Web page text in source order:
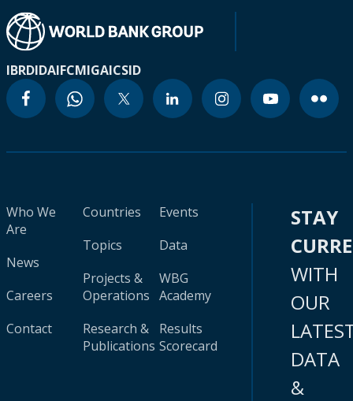
IBRDIDAIFCMIGAICSID
Who We
Are
News
Careers
Contact
Countries
Topics
Projects &
Operations
Research &
Publications
Events
Data
WBG
Academy
Results
Scorecard
STAY
WITH
OUR
DATA
&